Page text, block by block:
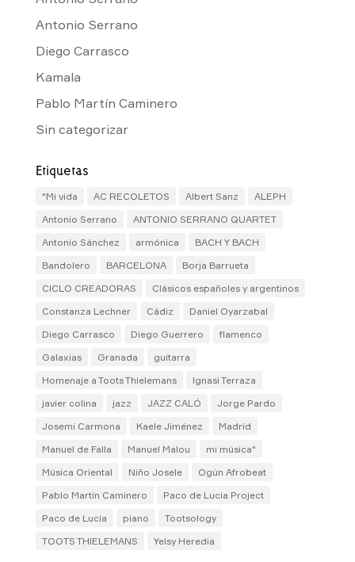
Antonio Serrano
Diego Carrasco
Kamala
Pablo Martín Caminero
Sin categorizar
Etiquetas
"Mi vida AC RECOLETOS Albert Sanz
ALEPH
Antonio Serrano
ANTONIO SERRANO QUARTET
Antonio Sánchez
armónica
BACH Y BACH
Bandolero
BARCELONA
Borja Barrueta
CICLO CREADORAS
Clásicos españoles y argentinos
Constanza Lechner
Cádiz
Daniel Oyarzabal
Diego Carrasco
Diego Guerrero
flamenco
Galaxias
Granada
guitarra
Homenaje a Toots Thielemans
Ignasi Terraza
javier colina
jazz JAZZ CALÓ
Jorge Pardo
Josemi Carmona
Kaele Jiménez
Madrid
Manuel de Falla
Manuel Malou
mi música"
Música Oriental
Niño Josele
Ogún Afrobeat
Pablo Martín Caminero
Paco de Lucia Project
Paco de Lucía
piano
Tootsology
TOOTS THIELEMANS
Yelsy Heredia